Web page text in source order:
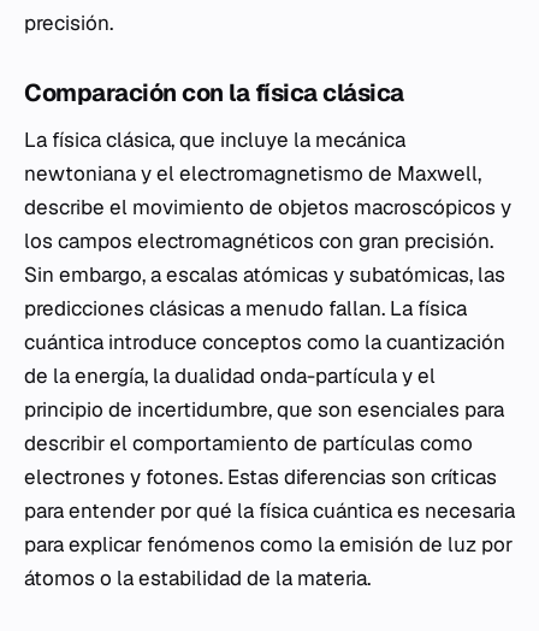
precisión.
Comparación con la física clásica
La física clásica, que incluye la mecánica
newtoniana y el electromagnetismo de Maxwell,
describe el movimiento de objetos macroscópicos y
los campos electromagnéticos con gran precisión.
Sin embargo, a escalas atómicas y subatómicas, las
predicciones clásicas a menudo fallan. La física
cuántica introduce conceptos como la cuantización
de la energía, la dualidad onda-partícula y el
principio de incertidumbre, que son esenciales para
describir el comportamiento de partículas como
electrones y fotones. Estas diferencias son críticas
para entender por qué la física cuántica es necesaria
para explicar fenómenos como la emisión de luz por
átomos o la estabilidad de la materia.